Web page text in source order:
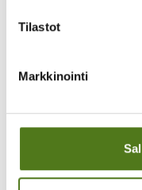
Tilastot
Markkinointi